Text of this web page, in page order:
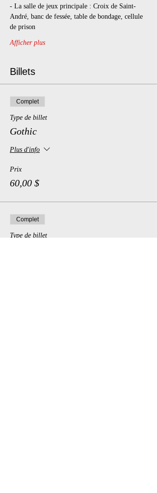
- La salle de jeux principale : Croix de Saint-
André, banc de fessée, table de bondage, cellule
de prison
Afficher plus
Billets
Complet
Type de billet
Gothic
Plus d'info
Prix
60,00 $
Complet
Type de billet